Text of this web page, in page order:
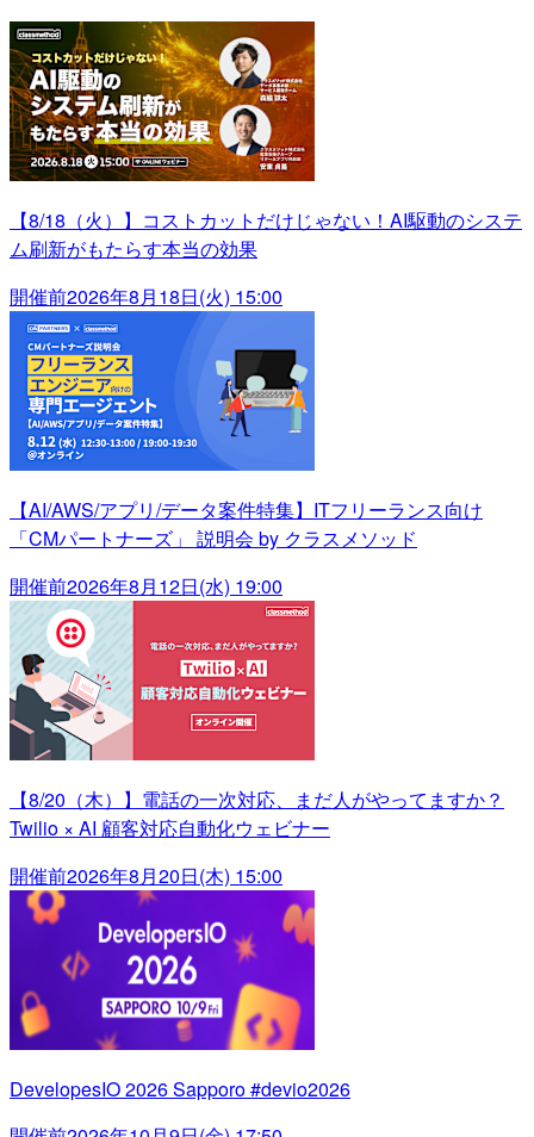
【8/18（火）】コストカットだけじゃない！AI駆動のシステ
ム刷新がもたらす本当の効果
開催前2026年8月18日(火) 15:00
【AI/AWS/アプリ/データ案件特集】ITフリーランス向け
「CMパートナーズ」 説明会 by クラスメソッド
開催前2026年8月12日(水) 19:00
【8/20（木）】電話の一次対応、まだ人がやってますか？
Twilio × AI 顧客対応自動化ウェビナー
開催前2026年8月20日(木) 15:00
DevelopesIO 2026 Sapporo #devio2026